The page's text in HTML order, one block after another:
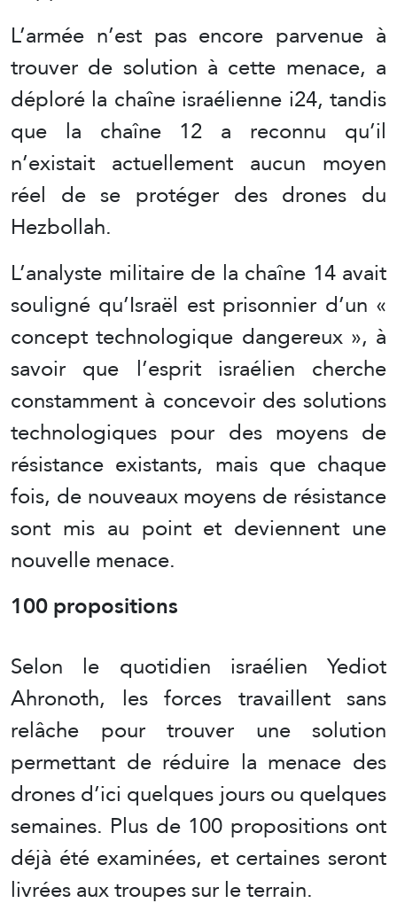
L’armée n’est pas encore parvenue à
trouver de solution à cette menace, a
déploré la chaîne israélienne i24, tandis
que la chaîne 12 a reconnu qu’il
n’existait actuellement aucun moyen
réel de se protéger des drones du
Hezbollah.
L’analyste militaire de la chaîne 14 avait
souligné qu’Israël est prisonnier d’un «
concept technologique dangereux », à
savoir que l’esprit israélien cherche
constamment à concevoir des solutions
technologiques pour des moyens de
résistance existants, mais que chaque
fois, de nouveaux moyens de résistance
sont mis au point et deviennent une
nouvelle menace.
100 propositions
Selon le quotidien israélien Yediot
Ahronoth, les forces travaillent sans
relâche pour trouver une solution
permettant de réduire la menace des
drones d’ici quelques jours ou quelques
semaines. Plus de 100 propositions ont
déjà été examinées, et certaines seront
livrées aux troupes sur le terrain.